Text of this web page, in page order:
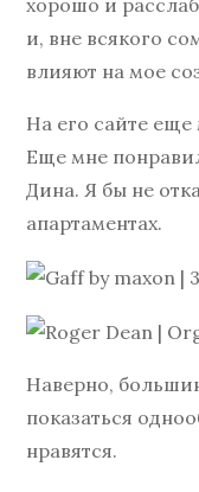
и, вне всякого
влияют на мое
На его сайте
Еще мне
Дина. Я бы не
апартаментах.
Наверно,
показаться
нравятся.